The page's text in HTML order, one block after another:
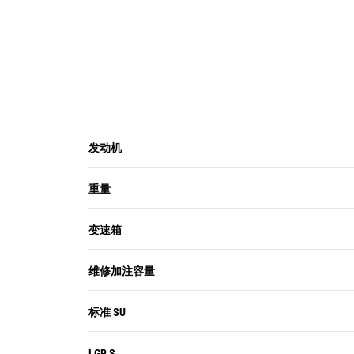
发动机
重量
变速箱
维修加注容量
标准 SU